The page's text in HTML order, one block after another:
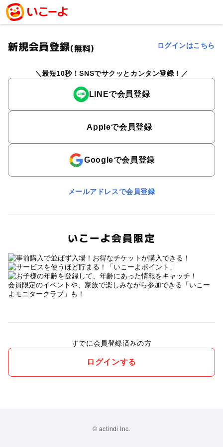
新規会員登録(無料) ログインはこちら
最短10秒！SNSでサクッとカンタン登録！
LINEで会員登録
Appleで会員登録
Googleで会員登録
メールアドレスで会員登録
いこーよ会員限定
会員限定のイベントや、家族で楽しみながら参加できる「いこー
よモニタークラブ」も！
すでに会員登録済みの方
ログインする
© actindi Inc.